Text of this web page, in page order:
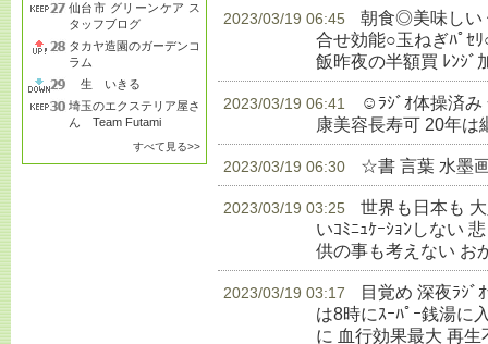
仙台市 グリーンケア ス
タッフブログ
タカヤ造園のガーデンコ
ラム
生 いきる
埼玉のエクステリア屋さ
ん Team Futami
すべて見る>>
2023/03/19 06:45
朝食◎美味しい
合せ効能○玉ねぎﾊﾟｾ
飯昨夜の半額買 ﾚﾝｼﾞ
2023/03/19 06:41
☺ﾗｼﾞｵ体操済み
康美容長寿可 20年は
2023/03/19 06:30 ☆書 言葉 水墨
2023/03/19 03:25
世界も日本も
いｺﾐﾆｭｹｰｼｮﾝしない
供の事も考えない お
2023/03/19 03:17
目覚め 深夜ﾗｼﾞ
は8時にｽｰﾊﾟｰ銭湯に
に 血行効果最大 再